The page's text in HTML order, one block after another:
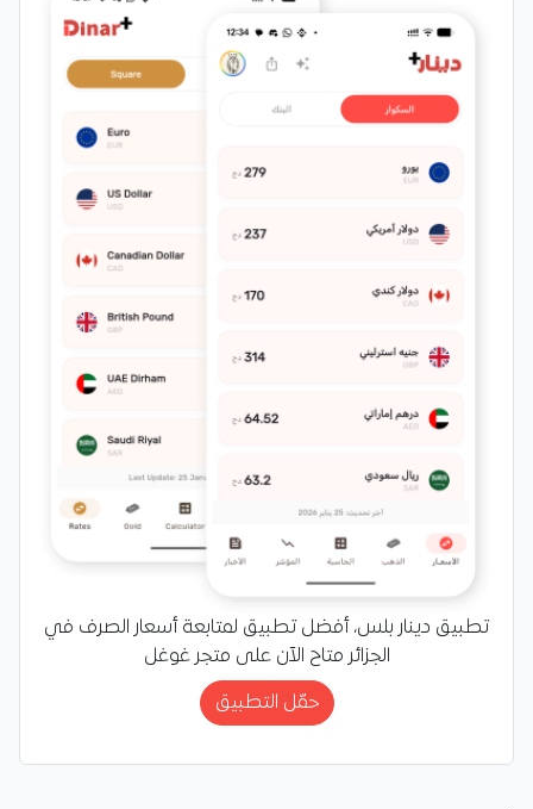
تطبيق دينار بلس، أفضل تطبيق لمتابعة أسعار الصرف في
الجزائر متاح الآن على متجر غوغل
حمّل التطبيق